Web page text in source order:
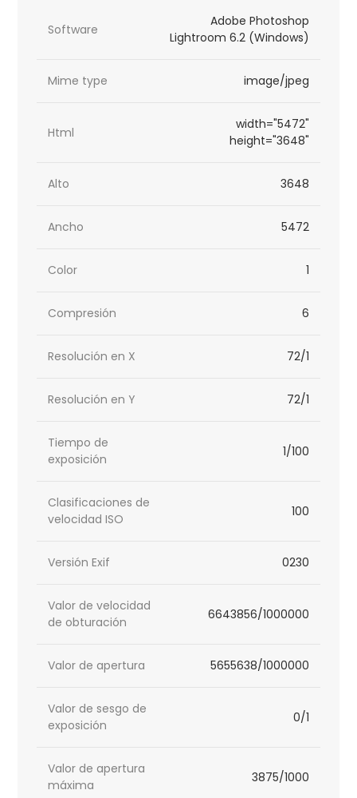
Software
Adobe Photoshop
Lightroom 6.2 (Windows)
Mime type image/jpeg
Html
width="5472"
height="3648"
Alto 3648
Ancho 5472
Color 1
Compresión 6
Resolución en X 72/1
Resolución en Y 72/1
Tiempo de
exposición
1/100
Clasificaciones de
velocidad ISO
100
Versión Exif 0230
Valor de velocidad
de obturación
6643856/1000000
Valor de apertura 5655638/1000000
Valor de sesgo de
exposición
0/1
Valor de apertura
máxima
3875/1000